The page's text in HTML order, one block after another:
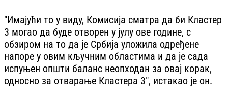
"Имајући то у виду, Комисија сматра да би Кластер
3 могао да буде отворен у јулу ове године, с
обзиром на то да је Србија уложила одређене
напоре у овим кључним областима и да је сада
испуњен општи баланс неопходан за овај корак,
односно за отварање Кластера 3", истакао је он.